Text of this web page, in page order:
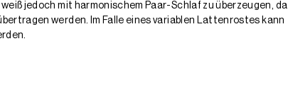
jedoch mit harmonischem Paar-Schlaf zu überzeugen, da
werden. Im Falle eines variablen Lattenrostes kann